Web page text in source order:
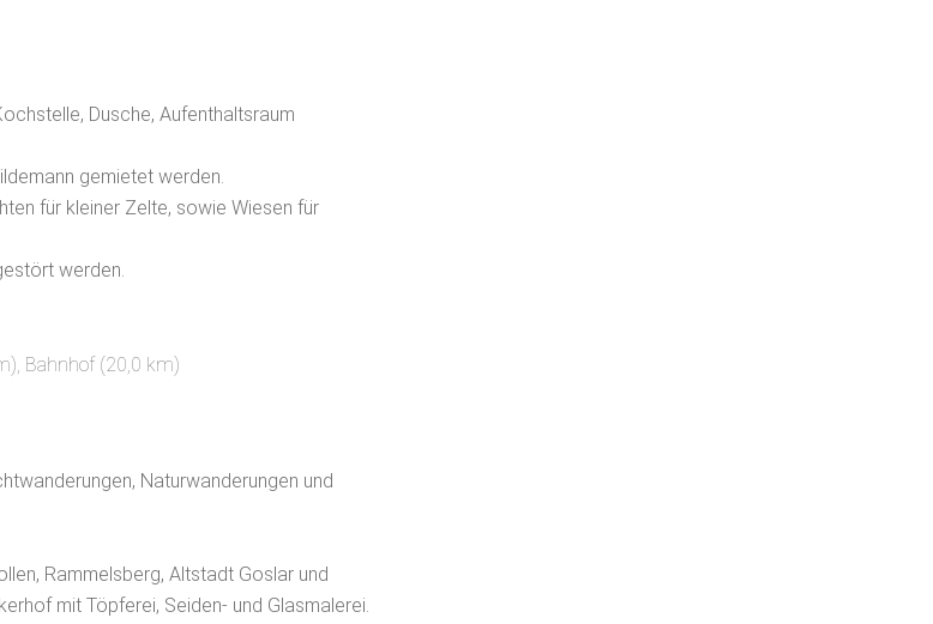
Dusche, Aufenthaltsraum
gemietet werden.
für kleiner Zelte, sowie Wiesen für
werden.
, Bahnhof (20,0 km)
Naturwanderungen und
Rammelsberg, Altstadt Goslar und
mit Töpferei, Seiden- und Glasmalerei.